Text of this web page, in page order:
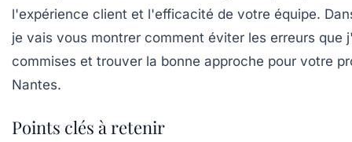
l'expérience client et l'efficacité de votre équipe.
je vais vous montrer comment éviter les erreurs que
commises et trouver la bonne approche pour votre
Nantes.
Points clés à retenir